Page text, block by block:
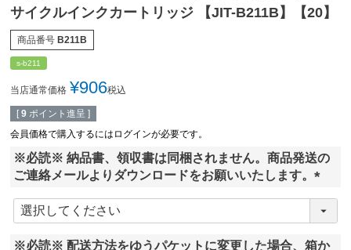
サイクルインクカートリッジ 【JIT-B211B】【20】
商品番号 B211B
s-b211
当店通常価格 ¥906税込
[ 9 ポイント進呈 ]
会員価格で購入するにはログインが必要です。
※必読※ 納品書、領収書は同梱されません。商品発送の
ご連絡メールよりダウンロードをお願いいたします。
(
必
)
※必読※ 配送方法をゆうパケットに変更した場合、箱か